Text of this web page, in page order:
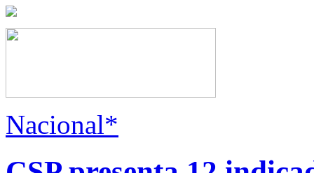
Nacional*